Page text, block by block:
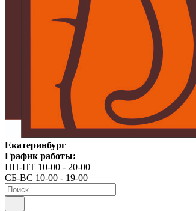
Екатеринбург
График работы:
ПН-ПТ 10-00 - 20-00
СБ-ВС 10-00 - 19-00